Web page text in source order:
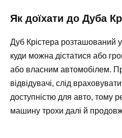
Як доїхати до Дуба
Дуб Крістера розташований
куди можна дістатися або
або власним автомобілем.
відвідувачі, слід
доступністю для авто, тому
машину трохи далі й